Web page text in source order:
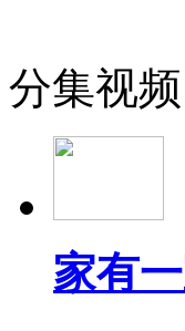
分集视频
家有